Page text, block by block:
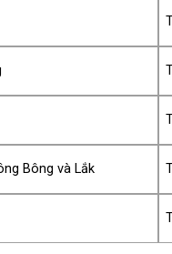
Bông và Lắk